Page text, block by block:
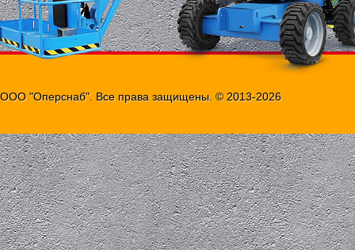
ООО "Оперснаб". Все права защищены. © 2013-2026